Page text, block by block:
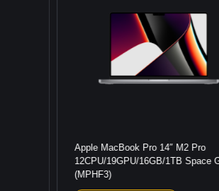
Apple MacBook Pro 14″ M2 Pro
12CPU/19GPU/16GB/1TB Space
(MPHF3)